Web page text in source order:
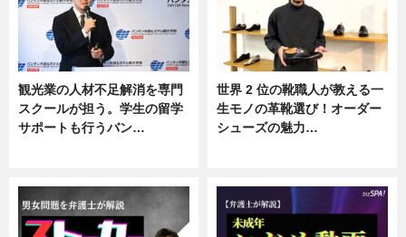
観光業の人材不足解消を専門
スクールが担う。学生の留学
サポートも行うバン…
世界 2 位の靴職人が教える一
生モノの革靴選び！オーダー
シューズの魅力…